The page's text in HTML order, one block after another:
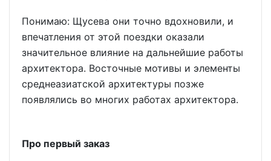
Понимаю: Щусева они точно вдохновили, и
впечатления от этой поездки оказали
значительное влияние на дальнейшие работы
архитектора. Восточные мотивы и элементы
среднеазиатской архитектуры позже
появлялись во многих работах архитектора.
Про первый заказ